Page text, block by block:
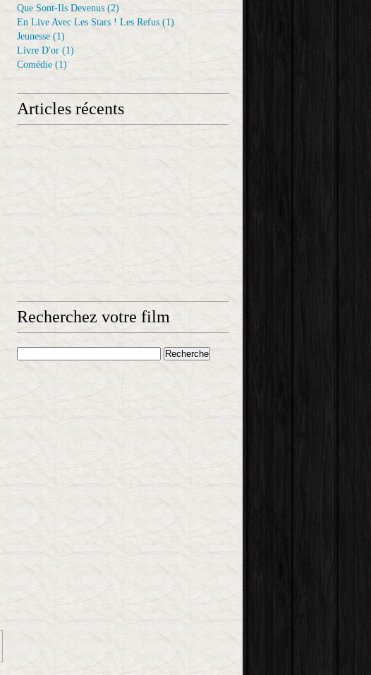
Que Sont-Ils Devenus (2)
En Live Avec Les Stars ! Les Refus (1)
Jeunesse (1)
Livre D'or (1)
Comédie (1)
Articles récents
Recherchez votre film